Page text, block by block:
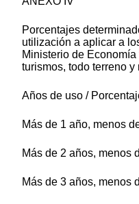
Porcentajes
utilización a aplicar a
Ministerio de
turismos, todo terreno
Años de uso /
Más de 1 año, menos
Más de 2 años, menos
Más de 3 años, menos